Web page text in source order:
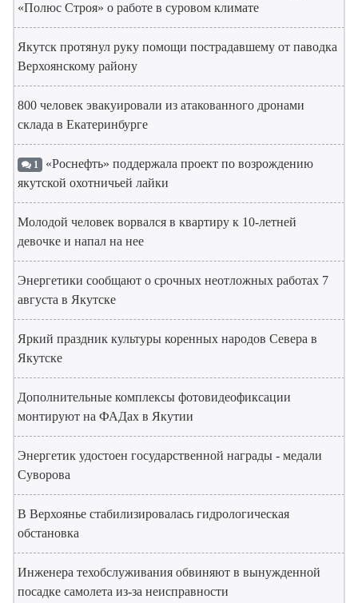
«Полюс Строя» о работе в суровом климате
Якутск протянул руку помощи пострадавшему от паводка
Верхоянскому району
800 человек эвакуировали из атакованного дронами
склада в Екатеринбурге
1 «Роснефть» поддержала проект по возрождению
якутской охотничьей лайки
Молодой человек ворвался в квартиру к 10-летней
девочке и напал на нее
Энергетики сообщают о срочных неотложных работах 7
августа в Якутске
Яркий праздник культуры коренных народов Севера в
Якутске
Дополнительные комплексы фотовидеофиксации
монтируют на ФАДах в Якутии
Энергетик удостоен государственной награды - медали
Суворова
В Верхоянье стабилизировалась гидрологическая
обстановка
Инженера техобслуживания обвиняют в вынужденной
посадке самолета из-за неисправности